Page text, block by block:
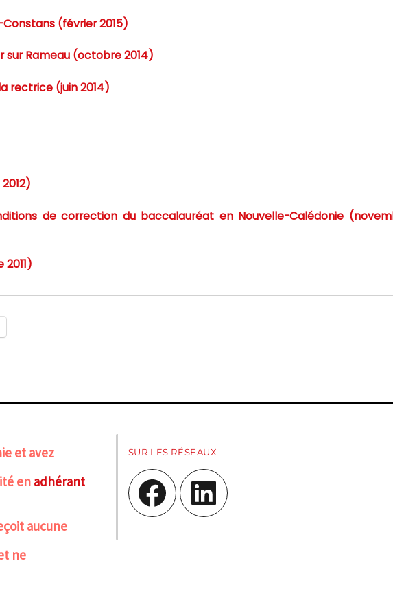
(février 2015)
Rameau (octobre 2014)
rectrice (juin 2014)
de correction du baccalauréat en Nouvelle-Calédonie
et avez
en adhérant
aucune
ne
SUR LES RÉSEAUX